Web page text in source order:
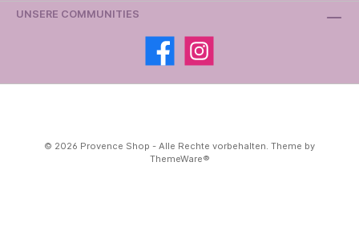
UNSERE COMMUNITIES
© 2026 Provence Shop - Alle Rechte vorbehalten. Theme by
ThemeWare®